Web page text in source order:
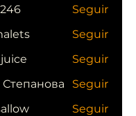
Seguir
Seguir
Seguir
Seguir
Seguir